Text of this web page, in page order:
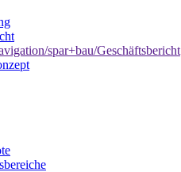
spar+bau/Geschäftsbericht